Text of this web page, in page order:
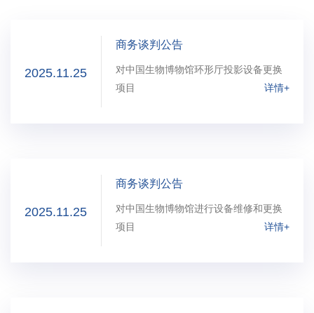
2025.11.25
商务谈判公告
对中国生物博物馆环形厅投影设备更换
项目
详情+
2025.11.25
商务谈判公告
对中国生物博物馆进行设备维修和更换
项目
详情+